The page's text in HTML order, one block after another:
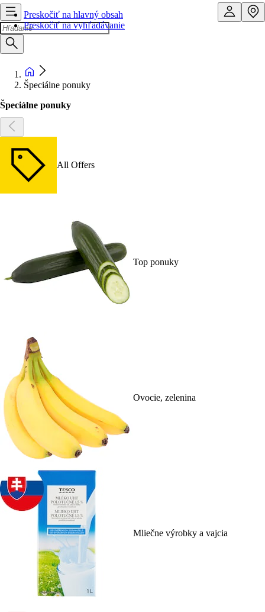
Preskočiť na hlavný obsah
Preskočiť na vyhľadávanie
Špeciálne ponuky
Špeciálne ponuky
All Offers
Top ponuky
Ovocie, zelenina
Mliečne výrobky a vajcia